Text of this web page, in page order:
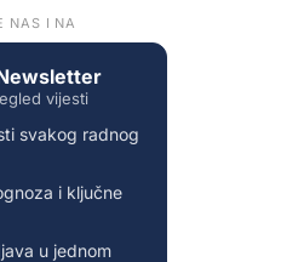
NAS I NA
vijesti
svakog radnog
i ključne
u jednom